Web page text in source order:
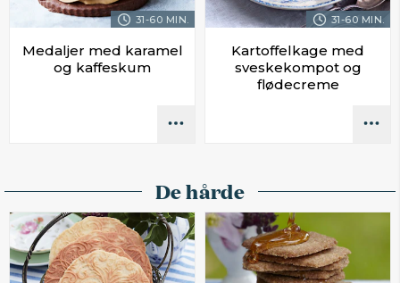
31-60 MIN.
Medaljer med karamel
og kaffeskum
31-60 MIN.
Kartoffelkage med
sveskekompot og
flødecreme
De hårde